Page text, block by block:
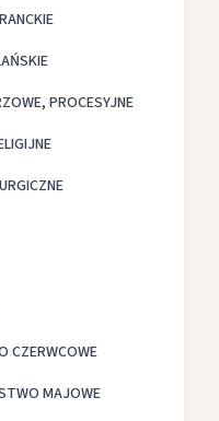
PROCESYJNE
CZERWCOWE
MAJOWE